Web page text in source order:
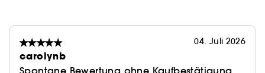
04. Juli 2026
carolynb
Spontane Bewertung ohne Kaufbestätigung